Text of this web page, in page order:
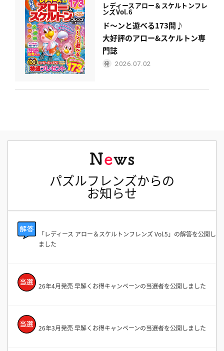
レディースアロー＆スケルトンフレ
ンズVol.6
ド〜ンと遊べる173問♪
大好評のアロー&スケルトン専
門誌
2026.07.02
パズルフレンズからの
お知らせ
「レディース アロー＆スケルトンフレンズ Vol.5」の解答を公開し
ました
26年4月発売 早解くお得キャンペーンの当選者を公開しました
26年3月発売 早解くお得キャンペーンの当選者を公開しました